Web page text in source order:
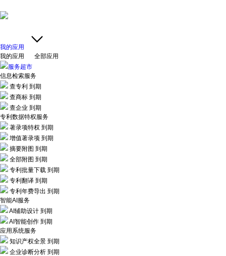
我的应用
我的应用
全部应用
服务超市
信息检索服务
查专利 到期
查商标 到期
查企业 到期
专利数据特权服务
著录项特权 到期
增值著录项 到期
摘要附图 到期
全部附图 到期
专利批量下载 到期
专利翻译 到期
专利年费导出 到期
智能AI服务
AI辅助设计 到期
AI智能创作 到期
应用系统服务
知识产权全景 到期
企业诊断分析 到期